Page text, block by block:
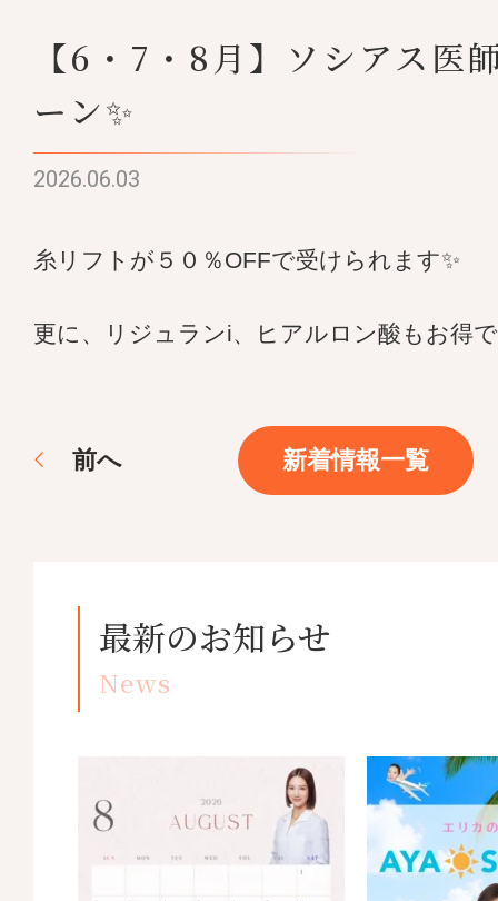
【6・7・8月】ソシアス医
ーン✨
2026.06.03
糸リフトが５０％OFFで受けられます✨
更に、リジュランi、ヒアルロン酸もお得
前へ 新着情報一覧
最新のお知らせ
News